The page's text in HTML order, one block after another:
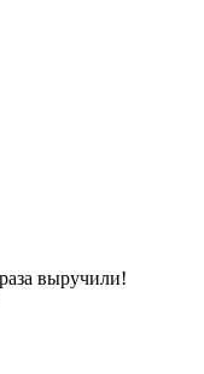
выручили!